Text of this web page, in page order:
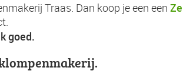
Traas. Dan koop je een een
goed.